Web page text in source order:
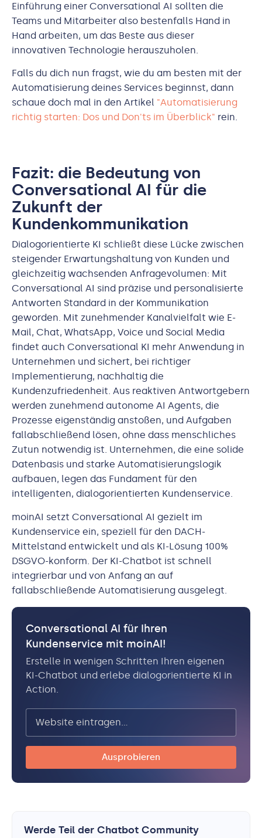
Einführung einer Conversational AI sollten die
Teams und Mitarbeiter also bestenfalls Hand in
Hand arbeiten, um das Beste aus dieser
innovativen Technologie herauszuholen.
Falls du dich nun fragst, wie du am besten mit der
Automatisierung deines Services beginnst, dann
schaue doch mal in den Artikel "Automatisierung
richtig starten: Dos und Don'ts im Überblick" rein.
Fazit: die Bedeutung von
Conversational AI für die
Zukunft der
Kundenkommunikation
Dialogorientierte KI schließt diese Lücke zwischen
steigender Erwartungshaltung von Kunden und
gleichzeitig wachsenden Anfragevolumen: Mit
Conversational AI sind präzise und personalisierte
Antworten Standard in der Kommunikation
geworden. Mit zunehmender Kanalvielfalt wie E-
Mail, Chat, WhatsApp, Voice und Social Media
findet auch Conversational KI mehr Anwendung in
Unternehmen und sichert, bei richtiger
Implementierung, nachhaltig die
Kundenzufriedenheit. Aus reaktiven Antwortgebern
werden zunehmend autonome AI Agents, die
Prozesse eigenständig anstoßen, und Aufgaben
fallabschließend lösen, ohne dass menschliches
Zutun notwendig ist. Unternehmen, die eine solide
Datenbasis und starke Automatisierungslogik
aufbauen, legen das Fundament für den
intelligenten, dialogorientierten Kundenservice.
moinAI setzt Conversational AI gezielt im
Kundenservice ein, speziell für den DACH-
Mittelstand entwickelt und als KI-Lösung 100%
DSGVO-konform. Der KI-Chatbot ist schnell
integrierbar und von Anfang an auf
fallabschließende Automatisierung ausgelegt.
Conversational AI für Ihren
Kundenservice mit moinAI!
Erstelle in wenigen Schritten Ihren eigenen
KI-Chatbot und erlebe dialogorientierte KI in
Action.
Werde Teil der Chatbot Community